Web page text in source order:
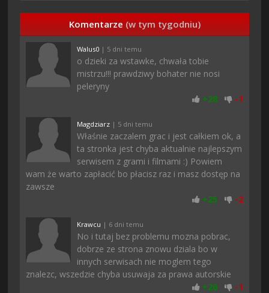
Komentarze (w tym tygodniu)
Walus0 | 5 dni temu
o dzieki za wstawke, chwała tobie
mistrzu!!! prawdziwy bohater nie nosi
peleryny
+28 -1
Magdziarz | 5 dni temu
Właśnie zaczalem grac i jest całkiem ok, a
ta stronka jest chyba aktualnie najlepszym
serwisem z grami i filmami :) Powiem
wam że warto zapłacić bo płacisz raz i masz dostęp na
zawsze
+25 -2
Krawcu | 6 dni temu
No i tutaj bez problemu mozna pobrac,
dobrze ze strona znowu dziala bo w
innych serwisach nie moglem tego
znalezc, wszedzie chyba usuwaja za prawa autorskie
+26 -1